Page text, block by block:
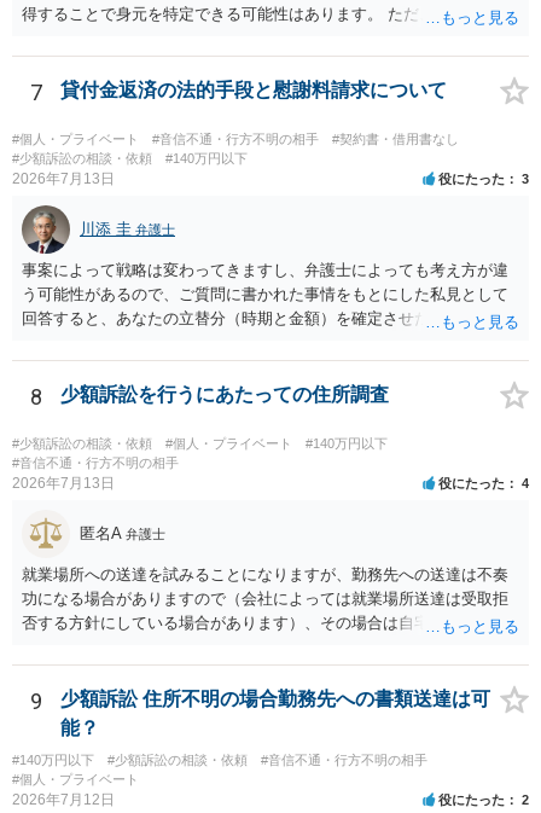
ん。当該チケットがチケット転売防止法に規定する特定興行入場券に
外に選択肢がない場合もあるでしょう。 このように、本件の紛争は、
法的には「当事者の合理的意思」がどこにあるのかを追求した解決が
必要になると思われます。なかなか難しい問題なので、弁護士によっ
ても回答は異なるかもしれません。
得することで身元を特定できる可能性はあります。 ただ、他人名義の
ろです。 LINEについても、詐欺の事案であれば照会できる可能性はあ
りますが、携帯電話の番号を経由する方法より難しくなります。 身元
を特定した後は、返金の理屈があるかどうかを確認していきます。 基
本的に贈与に該当する場合には返金請求ができません。 詐欺を含め、
当方に返金の理屈があるかどうかを確認していきます。 さらに、渡し
た金額について、裏付けがあるかどうかも精査します。 上記を経て、
身元の特定、返金の理屈があると判断できるのであれば、まずは交渉
からスタートすることになるでしょう。 ご理解のとおり、詐欺である
ことの立証は簡単ではありません。 刑事事件化が出来るのであれば、
返金交渉で有利になる可能性がありますが、民事上の詐欺の立証以上
に難しいところがあります。 こちらについては、一度、最寄りの警察
署に被害相談をするようにしてください。 具体的な見通しに関して
7 貸付金返済の法的手段と慰謝料請求について
#個人・プライベート #音信不通・行方不明の相手
#契約書・借用書なし
#少額訴訟の相談・依頼
#140万円以下
2026年7月13日 役にたった 3
川添 圭 弁護士
事案によって戦略は変わってきますし、弁護士によっても考え方が違
う可能性があるので、ご質問に書かれた事情をもとにした私見として
回答すると、あなたの立替分（時期と金額）を確定させた上で、淡々
と、もし異議申立てがなされる可能性が高そうであれば時間の浪費
（通常訴訟へ移行する日数分空転する）になりますし、支払督促及び
その異議後の通常訴訟は相手方の住所地が管轄裁判所になるため（特
に相手方が遠方である場合は）対応が面倒な場合があるからです。相
手方の主張については、和解で減額を考慮すればよいと思います。 な
お、残念ながら、「連絡も返ってこず、返済の目処も立たずで精神的
せん。
8 少額訴訟を行うにあたっての住所調査
#少額訴訟の相談・依頼 #個人・プライベート
#140万円以下
#音信不通・行方不明の相手
2026年7月13日 役にたった 4
匿名A 弁護士
就業場所への送達を試みることになりますが、勤務先への送達は不奏
功になる場合がありますので（会社によっては就業場所送達は受取拒
否する方針にしている場合があります）、その場合は自宅の住所調査
9
少額訴訟 住所不明の場合勤務先への書類送達は可
能？
#140万円以下 #少額訴訟の相談・依頼
#音信不通・行方不明の相手
#個人・プライベート
2026年7月12日 役にたった 2